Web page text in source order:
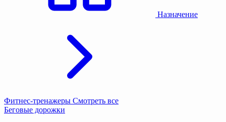
Назначение
Фитнес-тренажеры Смотреть все
Беговые дорожки